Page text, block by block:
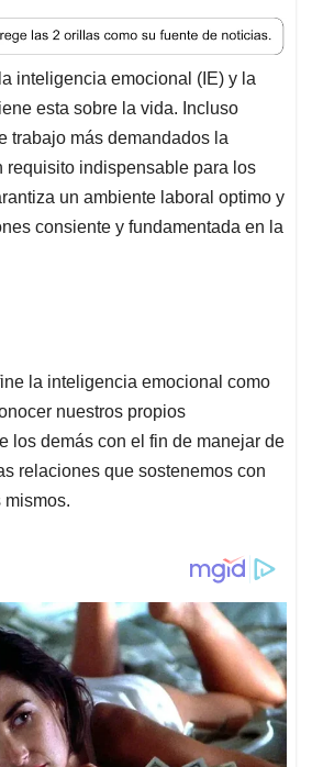
a
i
l
r
e
a
d
s
inteligencia emocional (IE) y la
esta sobre la vida. Incluso
trabajo más demandados la
requisito indispensable para los
un ambiente laboral optimo y
consiente y fundamentada en la
la inteligencia emocional como
nuestros propios
los demás con el fin de manejar de
relaciones que sostenemos con
mismos.